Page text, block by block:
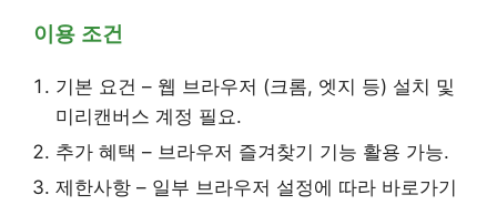
이용 조건
기본 요건 – 웹 브라우저 (크롬, 엣지 등) 설치 및
미리캔버스 계정 필요.
추가 혜택 – 브라우저 즐겨찾기 기능 활용 가능.
제한사항 – 일부 브라우저 설정에 따라 바로가기